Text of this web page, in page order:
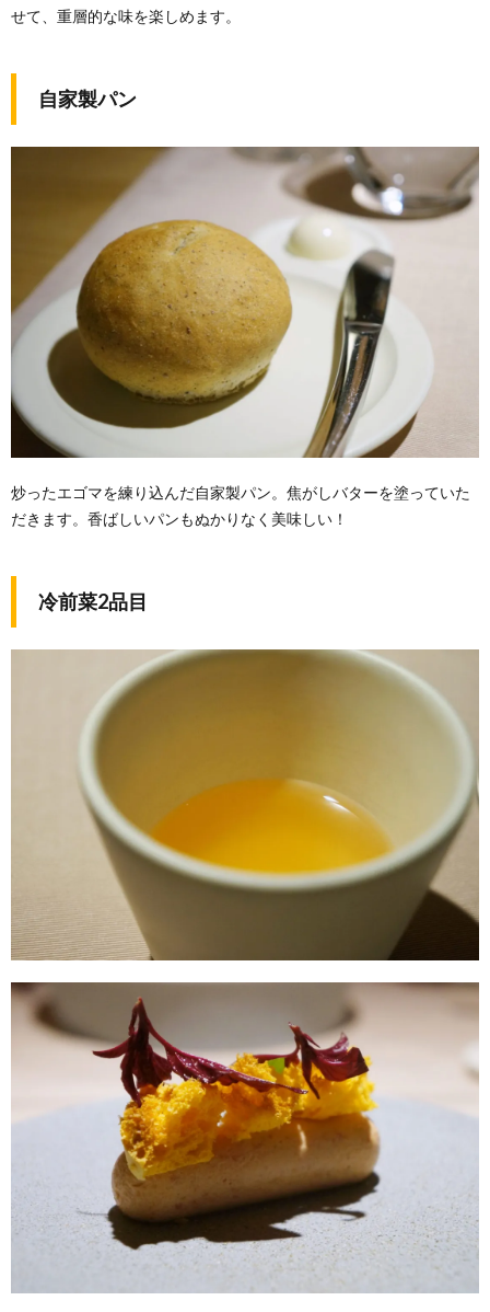
せて、重層的な味を楽しめます。
自家製パン
炒ったエゴマを練り込んだ自家製パン。焦がしバターを塗っていた
だきます。香ばしいパンもぬかりなく美味しい！
冷前菜2品目